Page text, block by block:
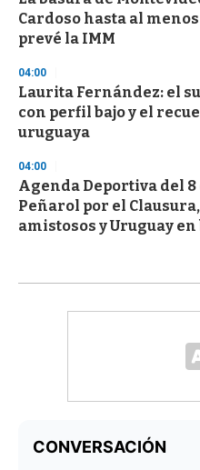
Cardoso hasta al
prevé la IMM
04:00
Laurita Fernández: el
con perfil bajo y el
uruguaya
04:00
Agenda Deportiva del 8
Peñarol por el
amistosos y Uruguay en